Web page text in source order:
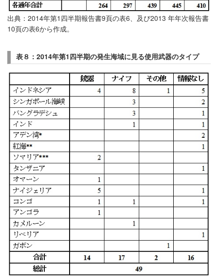
出典：2014年第1四半期報告書9頁の表6、及び2013 年年次報告書
10頁の表6から作成。
表８：2014年第1四半期の発生海域に見る使用武器のタイプ